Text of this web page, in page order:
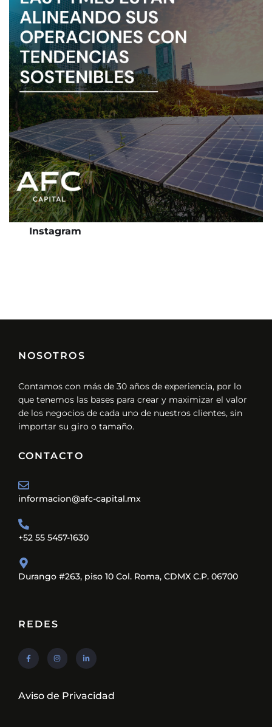
Instagram
NOSOTROS
Contamos con más de 30 años de experiencia, por lo
que tenemos las bases para crear y maximizar el valor
de los negocios de cada uno de nuestros clientes, sin
importar su giro o tamaño.
CONTACTO
informacion@afc-capital.mx
+52 55 5457-1630
Durango #263, piso 10 Col. Roma, CDMX C.P. 06700
REDES
Aviso de Privacidad